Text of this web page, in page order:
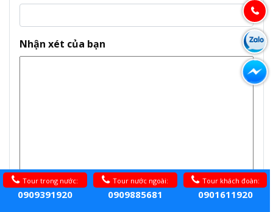
Nhận xét của bạn
Lưu ý:Không hỗ trợ HTML!
Tour trong nước:
0909391920
Tour nước ngoài:
0909885681
Tour khách đoàn:
0901611920